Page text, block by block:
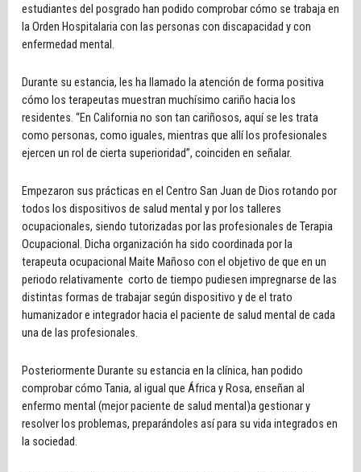
estudiantes del posgrado han podido comprobar cómo se trabaja en
la Orden Hospitalaria con las personas con discapacidad y con
enfermedad mental.
Durante su estancia, les ha llamado la atención de forma positiva
cómo los terapeutas muestran muchísimo cariño hacia los
residentes. “En California no son tan cariñosos, aquí se les trata
como personas, como iguales, mientras que allí los profesionales
ejercen un rol de cierta superioridad”, coinciden en señalar.
Empezaron sus prácticas en el Centro San Juan de Dios rotando por
todos los dispositivos de salud mental y por los talleres
ocupacionales, siendo tutorizadas por las profesionales de Terapia
Ocupacional. Dicha organización ha sido coordinada por la
terapeuta ocupacional Maite Mañoso con el objetivo de que en un
periodo relativamente corto de tiempo pudiesen impregnarse de las
distintas formas de trabajar según dispositivo y de el trato
humanizador e integrador hacia el paciente de salud mental de cada
una de las profesionales.
Posteriormente Durante su estancia en la clínica, han podido
comprobar cómo Tania, al igual que África y Rosa, enseñan al
enfermo mental (mejor paciente de salud mental)a gestionar y
resolver los problemas, preparándoles así para su vida integrados en
la sociedad.